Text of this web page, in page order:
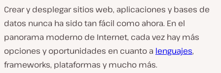
Crear y desplegar sitios web, aplicaciones y bases de
datos nunca ha sido tan fácil como ahora. En el
panorama moderno de Internet, cada vez hay más
opciones y oportunidades en cuanto a lenguajes,
frameworks, plataformas y mucho más.